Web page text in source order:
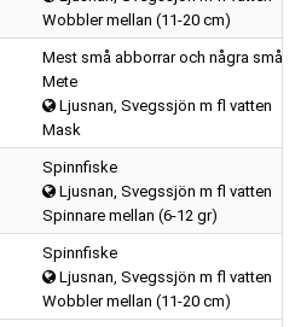
Wobbler mellan (11-20 cm)
Mest små abborrar och några små
Mete
Ljusnan, Svegssjön m fl vatten
Mask
Spinnfiske
Ljusnan, Svegssjön m fl vatten
Spinnare mellan (6-12 gr)
Spinnfiske
Ljusnan, Svegssjön m fl vatten
Wobbler mellan (11-20 cm)